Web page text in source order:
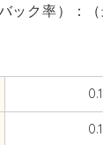
ック率）：